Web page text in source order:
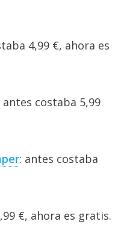
4,99 €, ahora es
antes costaba 5,99
: antes costaba
€, ahora es gratis.